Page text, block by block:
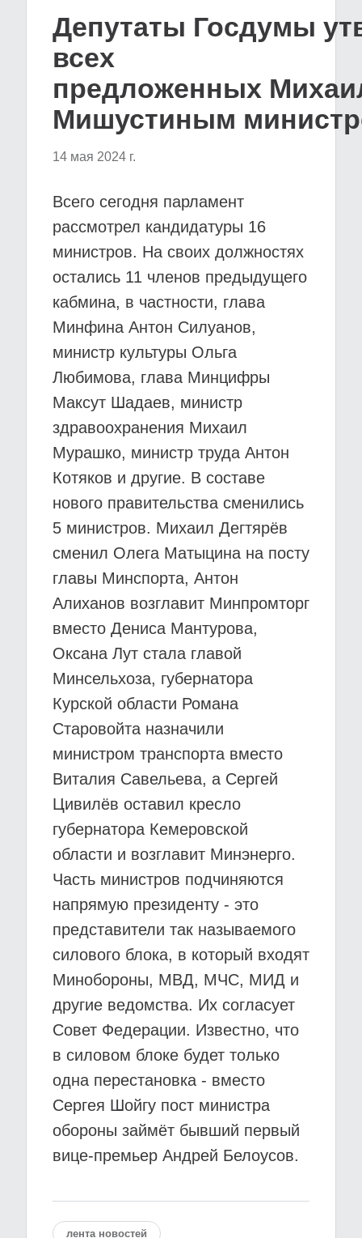
Депутаты Госдумы
всех
предложенных
Мишустиным
14 мая 2024 г.
Всего сегодня парламент
рассмотрел кандидатуры 16
министров. На своих должностях
остались 11 членов предыдущего
кабмина, в частности, глава
Минфина Антон Силуанов,
министр культуры Ольга
Любимова, глава Минцифры
Максут Шадаев, министр
здравоохранения Михаил
Мурашко, министр труда Антон
Котяков и другие. В составе
нового правительства сменились
5 министров. Михаил Дегтярёв
сменил Олега Матыцина на посту
главы Минспорта, Антон
Алиханов возглавит Минпромторг
вместо Дениса Мантурова,
Оксана Лут стала главой
Минсельхоза, губернатора
Курской области Романа
Старовойта назначили
министром транспорта вместо
Виталия Савельева, а Сергей
Цивилёв оставил кресло
губернатора Кемеровской
области и возглавит Минэнерго.
Часть министров подчиняются
напрямую президенту - это
представители так называемого
силового блока, в который входят
Минобороны, МВД, МЧС, МИД и
другие ведомства. Их согласует
Совет Федерации. Известно, что
в силовом блоке будет только
одна перестановка - вместо
Сергея Шойгу пост министра
обороны займёт бывший первый
вице-премьер Андрей Белоусов.
лента новостей